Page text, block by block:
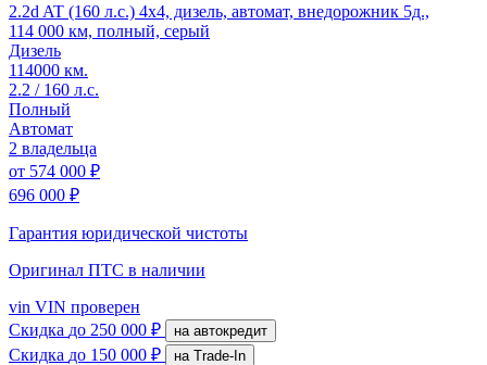
2.2d AT (160 л.с.) 4x4, дизель, автомат, внедорожник 5д.,
114 000 км, полный, серый
Дизель
114000 км.
2.2 / 160 л.с.
Полный
Автомат
2 владельца
от 574 000 ₽
696 000 ₽
Гарантия юридической чистоты
Оригинал ПТС в наличии
vin VIN проверен
Скидка до 250 000 ₽ на автокредит
Скидка до 150 000 ₽
на Trade-In